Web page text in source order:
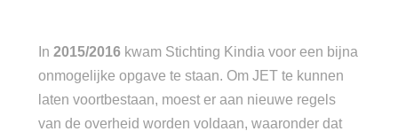
In 2015/2016 kwam Stichting Kindia voor een bijna
onmogelijke opgave te staan. Om JET te kunnen
laten voortbestaan, moest er aan nieuwe regels
van de overheid worden voldaan, waaronder dat